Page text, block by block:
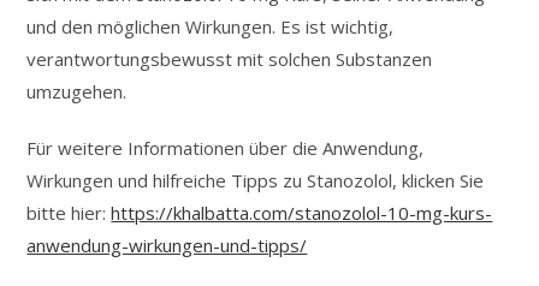
und den möglichen Wirkungen. Es ist wichtig,
verantwortungsbewusst mit solchen Substanzen
umzugehen.
Für weitere Informationen über die Anwendung,
Wirkungen und hilfreiche Tipps zu Stanozolol, klicken Sie
bitte hier:https://khalbatta.com/stanozolol-10-mg-kurs-
anwendung-wirkungen-und-tipps/